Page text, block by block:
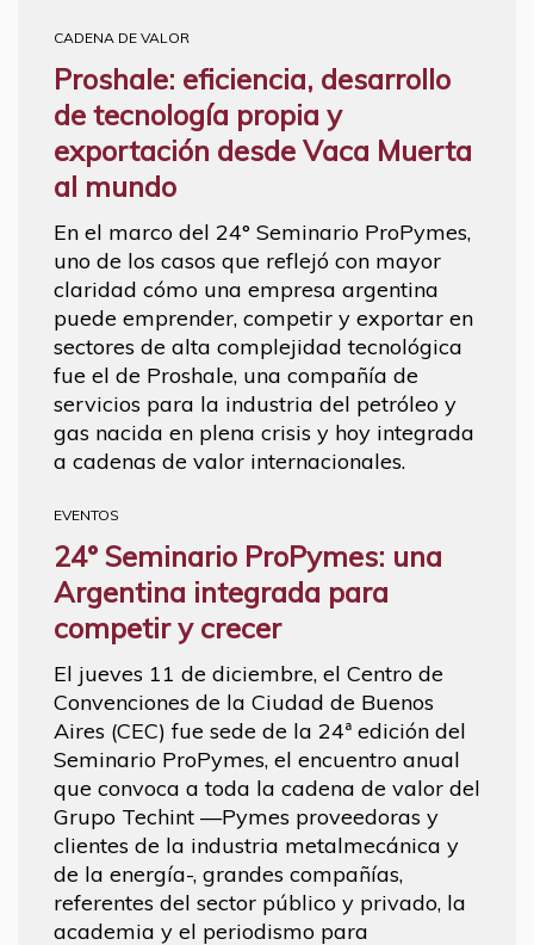
CADENA DE VALOR
Proshale: eficiencia, desarrollo
de tecnología propia y
exportación desde Vaca Muerta
al mundo
En el marco del 24° Seminario ProPymes,
uno de los casos que reflejó con mayor
claridad cómo una empresa argentina
puede emprender, competir y exportar en
sectores de alta complejidad tecnológica
fue el de Proshale, una compañía de
servicios para la industria del petróleo y
gas nacida en plena crisis y hoy integrada
a cadenas de valor internacionales.
EVENTOS
24° Seminario ProPymes: una
Argentina integrada para
competir y crecer
El jueves 11 de diciembre, el Centro de
Convenciones de la Ciudad de Buenos
Aires (CEC) fue sede de la 24ª edición del
Seminario ProPymes, el encuentro anual
que convoca a toda la cadena de valor del
Grupo Techint —Pymes proveedoras y
clientes de la industria metalmecánica y
de la energía-, grandes compañías,
referentes del sector público y privado, la
academia y el periodismo para